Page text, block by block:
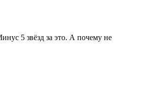
5 звёзд за это. А почему не